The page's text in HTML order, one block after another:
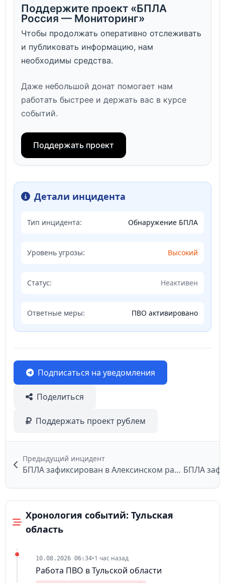
Поддержите проект «БПЛА
Россия — Мониторинг»
Чтобы продолжать оперативно отслеживать
и публиковать информацию, нам
необходимы средства.
Даже небольшой донат помогает нам
работать быстрее и держать вас в курсе
событий.
Поддержать проект
Детали инцидента
Тип инцидента: Обнаружение БПЛА
Уровень угрозы: Высокий
Статус: Неактивен
Ответные меры: ПВО активировано
Подписаться на уведомления
Поделиться
Поддержать проект рублем
Предыдущий инцидент
БПЛА зафиксирован в Алексинском районе
Хронология событий: Тульская
область
10.08.2026 06:34•1 час назад
Работа ПВО в Тульской области